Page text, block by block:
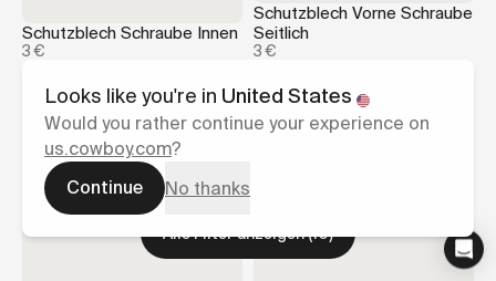
Schutzblech Schraube Innen
3 €
Schutzblech Vorne Schraube
Seitlich
3 €
Alle Filter anzeigen(10)
Looks like you're in United States
Would you rather continue your experience on
us.cowboy.com?
Continue
No thanks